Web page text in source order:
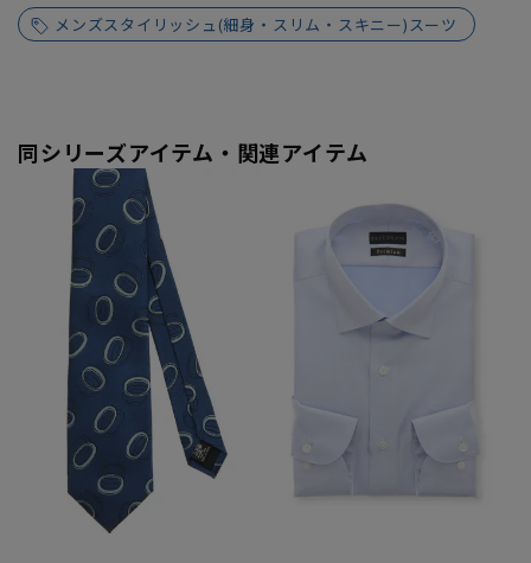
メンズスタイリッシュ(細身・スリム・スキニー)スーツ
同シリーズアイテム・関連アイテム